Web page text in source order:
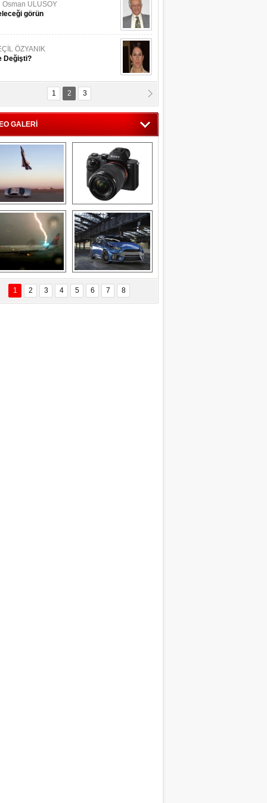
Osman ULUSOY
görün
ÖZYANIK
Değişti?
KÖYATASI
Vatan !
1 2 3
GALERİ
Savaş uçağı
pilotundan
muhteşem gösteri
Sony Alpha 7R II ön
inceleme
Delta uçağına
yıldırım çarptı
Ford Focus RS
(2015)
1 2 3 4 5 6 7 8